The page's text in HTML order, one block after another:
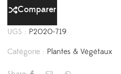
Comparer
UGS : P2020-719
Catégorie : Plantes & Végétaux